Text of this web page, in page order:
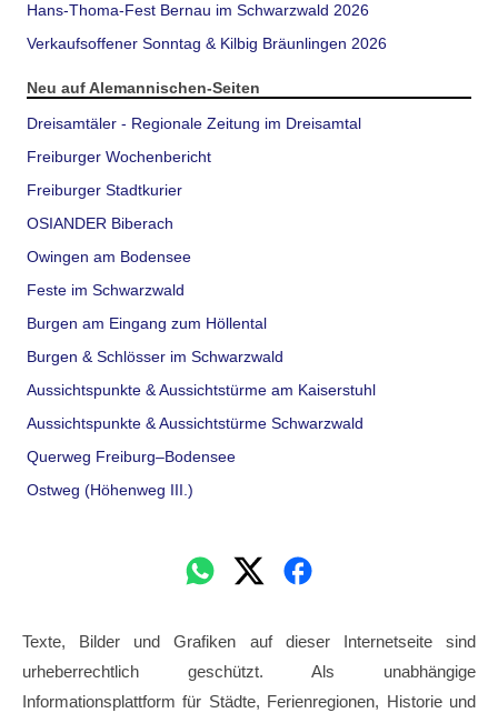
Hans-Thoma-Fest Bernau im Schwarzwald 2026
Verkaufsoffener Sonntag & Kilbig Bräunlingen 2026
Neu auf Alemannischen-Seiten
Dreisamtäler - Regionale Zeitung im Dreisamtal
Freiburger Wochenbericht
Freiburger Stadtkurier
OSIANDER Biberach
Owingen am Bodensee
Feste im Schwarzwald
Burgen am Eingang zum Höllental
Burgen & Schlösser im Schwarzwald
Aussichtspunkte & Aussichtstürme am Kaiserstuhl
Aussichtspunkte & Aussichtstürme Schwarzwald
Querweg Freiburg–Bodensee
Ostweg (Höhenweg III.)
Texte, Bilder und Grafiken auf dieser Internetseite sind
urheberrechtlich geschützt. Als unabhängige
Informationsplattform für Städte, Ferienregionen, Historie und